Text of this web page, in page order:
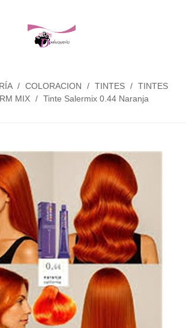
/ COLORACION / TINTES / TINTES
MIX / Tinte Salermix 0.44 Naranja